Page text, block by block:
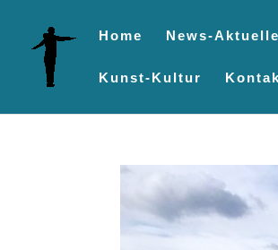
Home News-
Kunst-Kultur